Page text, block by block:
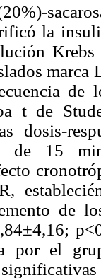
la
de
t de
dosis-
de 15
de
por el